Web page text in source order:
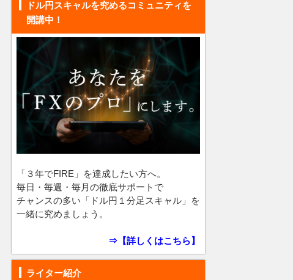
ドル円スキャルを究めるコミュニティを
開講中！
「３年でFIRE」を達成したい方へ。
毎日・毎週・毎月の徹底サポートで
チャンスの多い「ドル円１分足スキャル」を
一緒に究めましょう。
⇒【詳しくはこちら】
ライター紹介